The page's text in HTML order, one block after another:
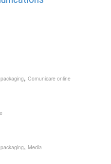
, Comunicare online
, Media